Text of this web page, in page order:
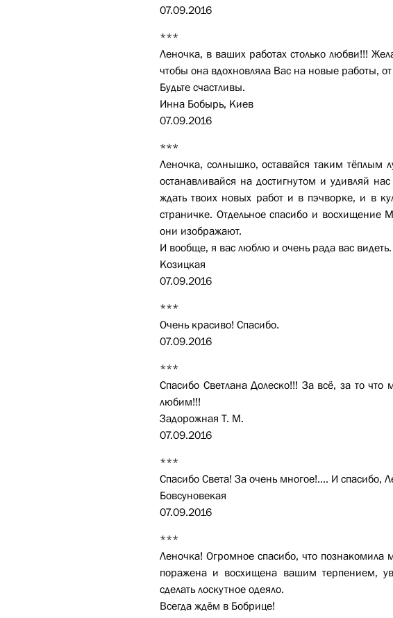
07.09.2016
***
Леночка, в ваших работах столько любви!!!
чтобы она вдохновляла Вас на новые работы,
Будьте счастливы.
Инна Бобырь, Киев
07.09.2016
***
Леночка, солнышко, оставайся таким тёплым
останавливайся на достигнутом и удивляй
ждать твоих новых работ и в пэчворке, и в
страничке. Отдельное спасибо и восхищение
они изображают.
И вообще, я вас люблю и очень рада вас видеть.
Козицкая
07.09.2016
***
Очень красиво! Спасибо.
07.09.2016
***
Спасибо Светлана Долеско!!! За всё, за то
любим!!!
Задорожная Т. М.
07.09.2016
***
Спасибо Света! За очень многое!.... И спасибо,
Бовсуновекая
07.09.2016
***
Леночка! Огромное спасибо, что
поражена и восхищена вашим терпением,
сделать лоскутное одеяло.
Всегда ждём в Бобрице!